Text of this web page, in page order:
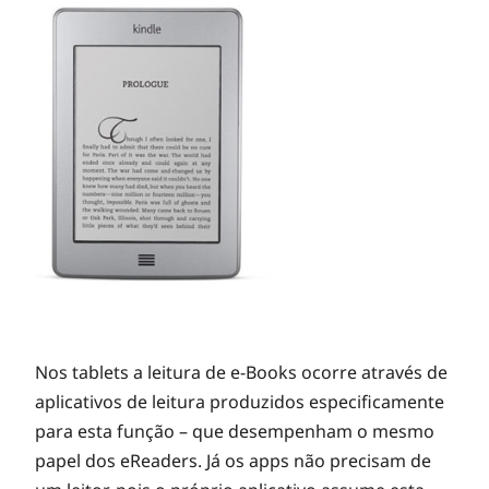
-
o
o
k
s
o
Nos tablets a leitura de e-Books ocorre através de
aplicativos de leitura produzidos especificamente
para esta função – que desempenham o mesmo
papel dos eReaders. Já os apps não precisam de